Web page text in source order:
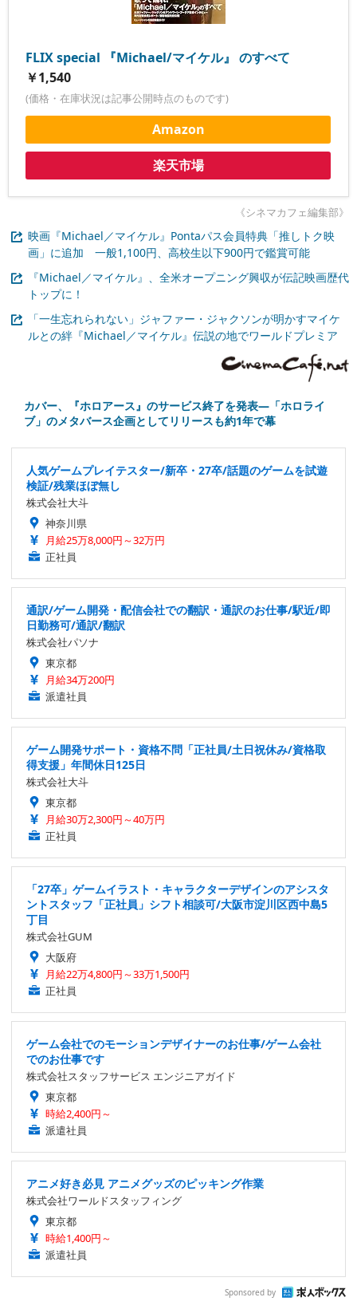
FLIX special 『Michael/マイケル』 のすべて
￥1,540
(価格・在庫状況は記事公開時点のものです)
Amazon
楽天市場
《シネマカフェ編集部》
映画『Michael／マイケル』Pontaパス会員特典「推しトク映
画」に追加 一般1,100円、高校生以下900円で鑑賞可能
『Michael／マイケル』、全米オープニング興収が伝記映画歴代
トップに！
「一生忘れられない」ジャファー・ジャクソンが明かすマイケ
ルとの絆『Michael／マイケル』伝説の地でワールドプレミア
カバー、『ホロアース』のサービス終了を発表―「ホロライ
ブ」のメタバース企画としてリリースも約1年で幕
人気ゲームプレイテスター/新卒・27卒/話題のゲームを試遊
検証/残業ほぼ無し
株式会社大斗
神奈川県
月給25万8,000円～32万円
正社員
通訳/ゲーム開発・配信会社での翻訳・通訳のお仕事/駅近/即
日勤務可/通訳/翻訳
株式会社パソナ
東京都
月給34万200円
派遣社員
ゲーム開発サポート・資格不問「正社員/土日祝休み/資格取
得支援」年間休日125日
株式会社大斗
東京都
月給30万2,300円～40万円
正社員
「27卒」ゲームイラスト・キャラクターデザインのアシスタ
ントスタッフ「正社員」シフト相談可/大阪市淀川区西中島5
丁目
株式会社GUM
大阪府
月給22万4,800円～33万1,500円
正社員
ゲーム会社でのモーションデザイナーのお仕事/ゲーム会社
でのお仕事です
株式会社スタッフサービス エンジニアガイド
東京都
時給2,400円～
派遣社員
アニメ好き必見 アニメグッズのピッキング作業
株式会社ワールドスタッフィング
東京都
時給1,400円～
派遣社員
Sponsored by